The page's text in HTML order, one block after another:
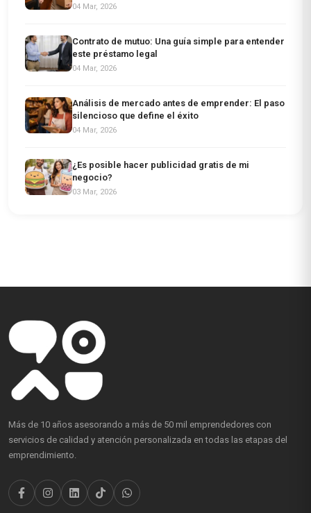
04 Mar, 2026
Contrato de mutuo: Una guía simple para entender
este préstamo legal
04 Mar, 2026
Análisis de mercado antes de emprender: El paso
silencioso que define el éxito
04 Mar, 2026
¿Es posible hacer publicidad gratis de mi
negocio?
03 Mar, 2026
Más de 10 años asesorando a más de 50 mil emprendedores con
servicios de calidad y atención personalizada en todas las etapas del
emprendimiento.